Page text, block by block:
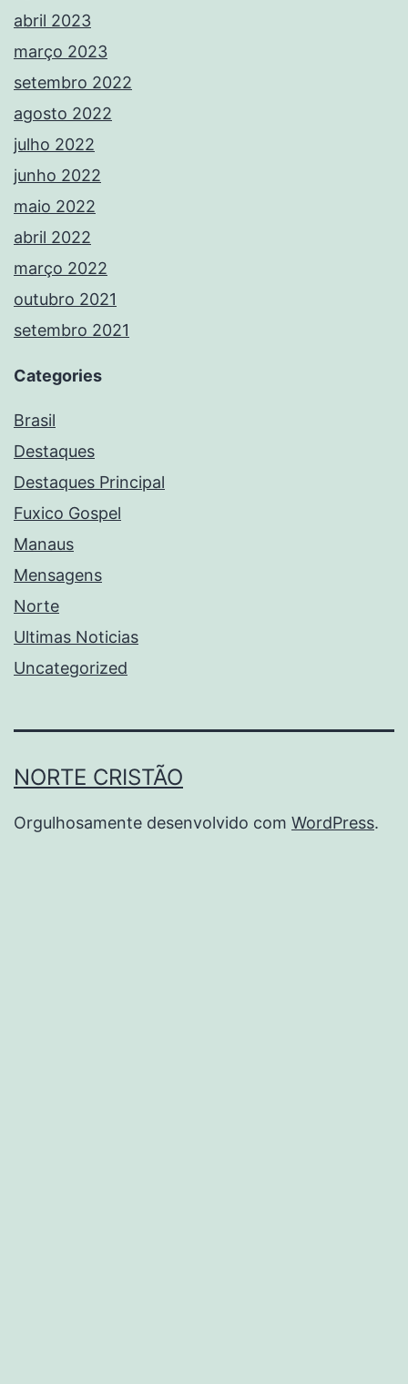
abril 2023
março 2023
setembro 2022
agosto 2022
julho 2022
junho 2022
maio 2022
abril 2022
março 2022
outubro 2021
setembro 2021
Categories
Brasil
Destaques
Destaques Principal
Fuxico Gospel
Manaus
Mensagens
Norte
Ultimas Noticias
Uncategorized
NORTE CRISTÃO
Orgulhosamente desenvolvido com WordPress.